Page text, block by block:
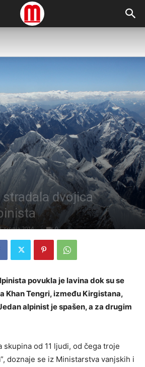
dvojica
srpnja 2014. 0
povukla je lavina dok su se
Khan Tengri, između Kirgistana,
alpinist je spašen, a za drugim
skupina od 11 ljudi, od čega troje
doznaje se iz Ministarstva vanjskih i